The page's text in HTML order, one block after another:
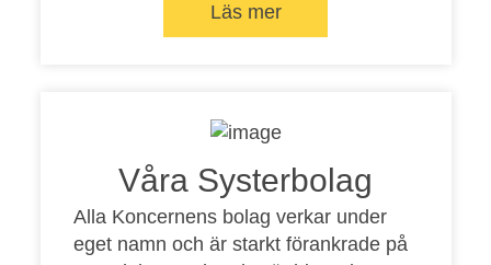
Läs mer
Våra Systerbolag
Alla Koncernens bolag verkar under
eget namn och är starkt förankrade på